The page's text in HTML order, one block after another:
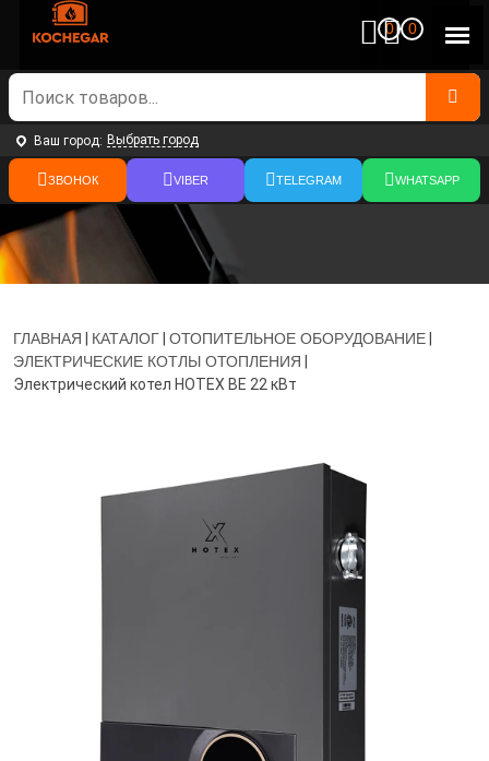
0 0
Ваш город: Выбрать город
ЗВОНОК VIBER TELEGRAM WHATSAPP
ГЛАВНАЯ | КАТАЛОГ| ОТОПИТЕЛЬНОЕ ОБОРУДОВАНИЕ|
ЭЛЕКТРИЧЕСКИЕ КОТЛЫ ОТОПЛЕНИЯ |
Электрический котел HOTEX BE 22 кВт